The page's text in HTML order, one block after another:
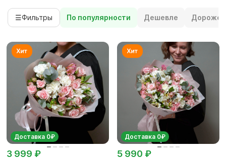
☰Фильтры По популярности Дешевле Дороже
Доставка 0₽
3 999 ₽
Доставка 0₽
5 990 ₽